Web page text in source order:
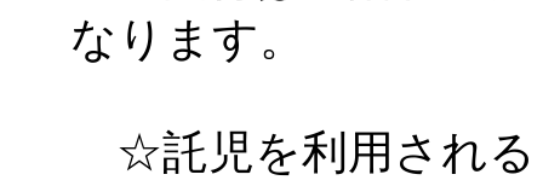
なります。
☆託児を利用される